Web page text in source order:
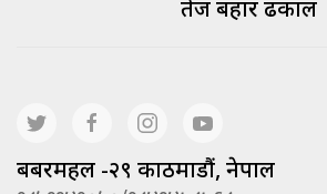
तेज बहादूर ढकाल
बबरमहल -२९ काठमाडौं, नेपाल